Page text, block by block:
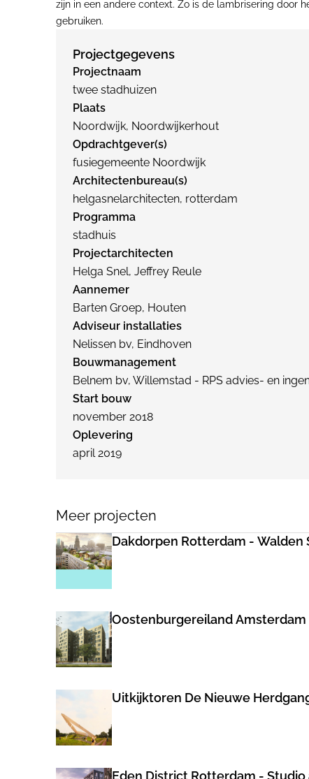
zijn in een andere context. Zo is de lambrisering door
gebruiken.
Projectgegevens
Projectnaam
twee stadhuizen
Plaats
Noordwijk, Noordwijkerhout
Opdrachtgever(s)
fusiegemeente Noordwijk
Architectenbureau(s)
helgasnelarchitecten, rotterdam
Programma
stadhuis
Projectarchitecten
Helga Snel, Jeffrey Reule
Aannemer
Barten Groep, Houten
Adviseur installaties
Nelissen bv, Eindhoven
Bouwmanagement
Belnem bv, Willemstad - RPS advies- en
Start bouw
november 2018
Oplevering
april 2019
Meer projecten
Dakdorpen Rotterdam - Walden
Oostenburgereiland
Uitkijktoren De Nieuwe
Eden District Rotterdam -